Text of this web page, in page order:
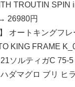
TROUTIN SPIN
26980円
オートキングフ
KING FRAME
ソルティガC 75-
ダマグロ ブリ ヒ